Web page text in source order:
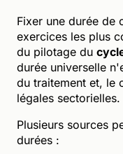
Fixer une durée de
exercices les plus
du pilotage du
durée universelle
du traitement et, le
légales sectorielles.
Plusieurs sources
durées :